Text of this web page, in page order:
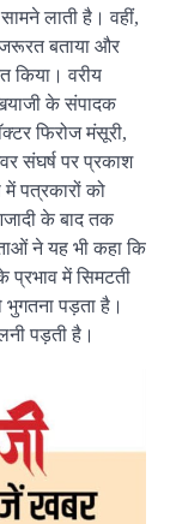
लाती है। वहीं,
बताया और
किया। वरीय
के संपादक
फिरोज मंसूरी,
संघर्ष पर प्रकाश
में पत्रकारों को
के बाद तक
ने यह भी कहा कि
प्रभाव में सिमटती
भुगतना पड़ता है।
पड़ती है।